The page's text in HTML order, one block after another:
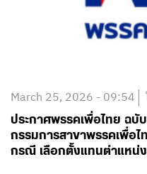
March 25, 2026 - 09:54
ประกาศพรรคเพื่อไทย ฉบั
กรรมการสาขาพรรคเพื่อ
กรณี เลือกตั้งแทนตำแหน่